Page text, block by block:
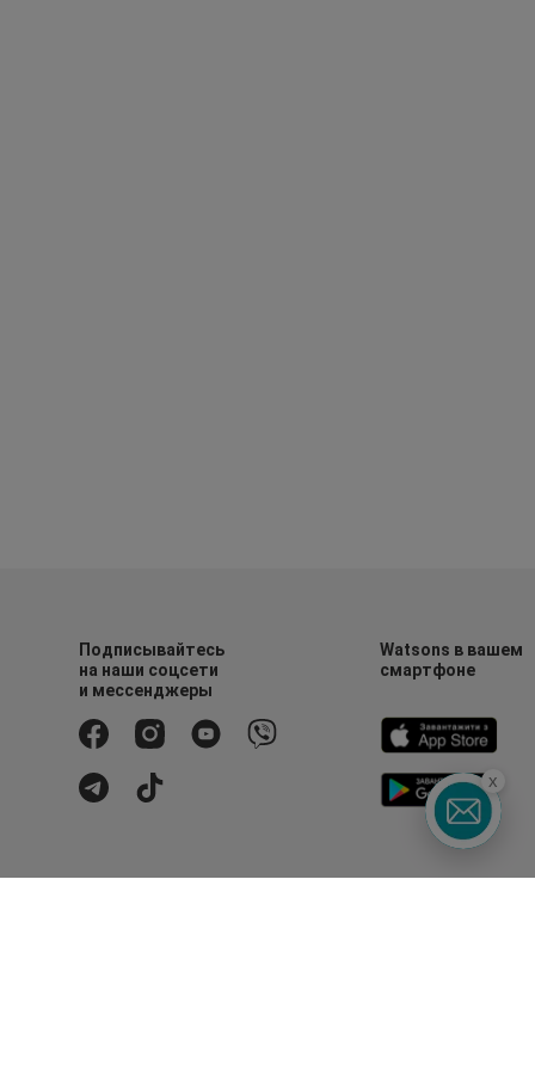
Подписывайтесь
на наши соцсети
и мессенджеры
Watsons в вашем
смартфоне
x